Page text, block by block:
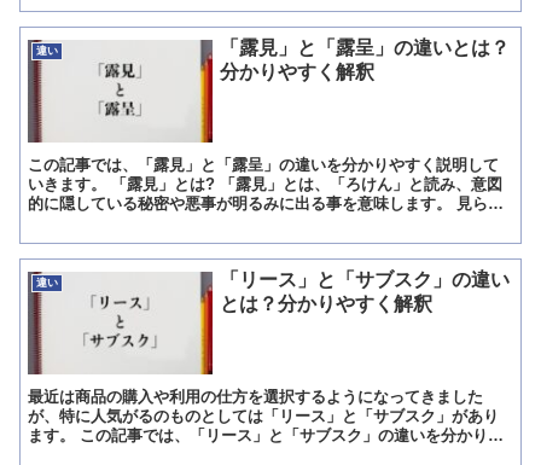
違い
「露見」と「露呈」の違いとは？
分かりやすく解釈
この記事では、「露見」と「露呈」の違いを分かりやすく説明して
いきます。 「露見」とは? 「露見」とは、「ろけん」と読み、意図
的に隠している秘密や悪事が明るみに出る事を意味します。 見られ
違い
「リース」と「サブスク」の違い
とは？分かりやすく解釈
最近は商品の購入や利用の仕方を選択するようになってきました
が、特に人気がるのものとしては「リース」と「サブスク」があり
ます。 この記事では、「リース」と「サブスク」の違いを分かりや